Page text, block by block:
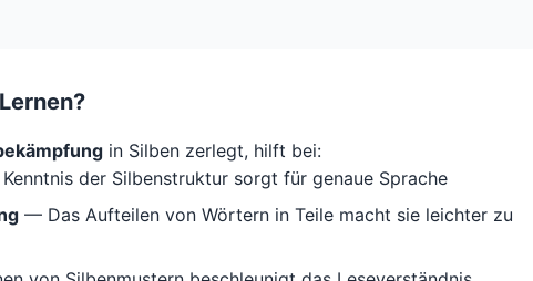
in Silben zerlegt, hilft bei:
der Silbenstruktur sorgt für genaue Sprache
— Das Aufteilen von Wörtern in Teile macht sie leichter zu